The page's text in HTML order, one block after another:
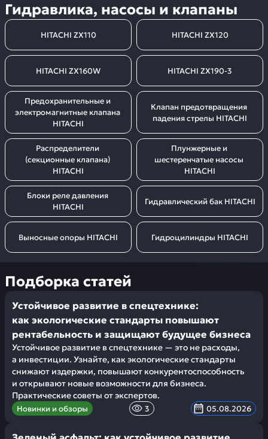
Гидравлика, насосы и клапаны
HITACHI ZX110 HITACHI ZX120
HITACHI ZX160W HITACHI ZX190-3
Предохранительные и
электромагнитные клапана
HITACHI
Клапан предотвращения
падения стрелы HITACHI
Распределители
(секционные клапана)
HITACHI
Плунжерные и
шестеренчатые насосы
HITACHI
Блоки реле давления
HITACHI
Гидравлический бак HITACHI
Выносные опоры HITACHI Гидроцилиндры HITACHI
Подборка статей
Устойчивое развитие в спецтехнике:
как экологические стандарты повышают
рентабельность и защищают будущее бизнеса
Устойчивое развитие в спецтехнике — это не расходы,
а инвестиции. Узнайте, как экологические стандарты
снижают издержки, повышают конкурентоспособность
и открывают новые возможности для бизнеса.
Практические советы от экспертов.
Новинки и обзоры 3 05.08.2026